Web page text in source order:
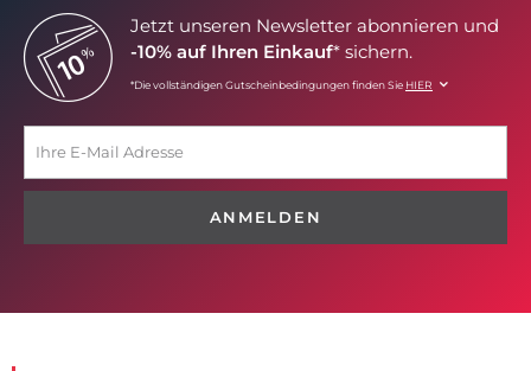
Jetzt unseren Newsletter abonnieren und
-10% auf Ihren Einkauf* sichern.
*Die vollständigen Gutscheinbedingungen finden Sie HIER
ANMELDEN